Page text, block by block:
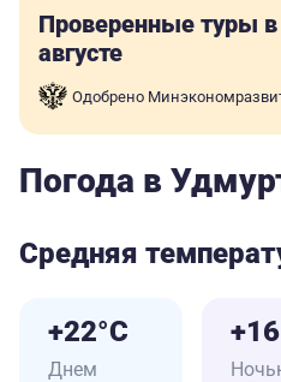
Погода в
Средняя
+22°C
Днем
Проверенные туры
августе
Одобрено